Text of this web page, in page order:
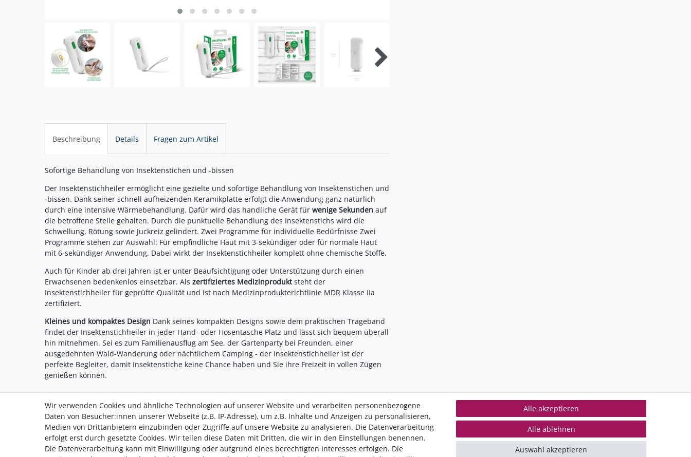
Beschreibung Details Fragen zum Artikel
Sofortige Behandlung von Insektenstichen und -bissen
Der Insektenstichheiler ermöglicht eine gezielte und sofortige Behandlung von Insektenstichen und
-bissen. Dank seiner schnell aufheizenden Keramikplatte erfolgt die Anwendung ganz natürlich
durch eine intensive Wärmebehandlung. Dafür wird das handliche Gerät für wenige Sekunden auf
die betroffene Stelle gehalten. Durch die punktuelle Behandlung des Insektenstichs wird die
Schwellung, Rötung sowie Juckreiz gelindert. Zwei Programme für individuelle Bedürfnisse Zwei
Programme stehen zur Auswahl: Für empfindliche Haut mit 3-sekündiger oder für normale Haut
mit 6-sekündiger Anwendung. Dabei wirkt der Insektenstichheiler komplett ohne chemische Stoffe.
Auch für Kinder ab drei Jahren ist er unter Beaufsichtigung oder Unterstützung durch einen
Erwachsenen bedenkenlos einsetzbar. Als zertifiziertes Medizinproduktsteht der
Insektenstichheiler für geprüfte Qualität und ist nach Medizinprodukterichtlinie MDR Klasse IIa
zertifiziert.
Kleines und kompaktes Design Dank seines kompakten Designs sowie dem praktischen Trageband
findet der Insektenstichheiler in jeder Hand- oder Hosentasche Platz und lässt sich bequem überall
hin mitnehmen. Sei es zum Familienausflug am See, der Gartenparty bei Freunden, einer
ausgedehnten Wald-Wanderung oder nächtlichem Camping - der Insektenstichheiler ist der
perfekte Begleiter, damit Insektenstiche keine Chance haben und Sie ihre Freizeit in vollen Zügen
genießen können.
Zahlung
Versand
Daten­schutz­erklärung
AGB
Kontakt
Wir verwenden Cookies und ähnliche Technologien auf unserer Website und verarbeiten personenbezogene
Daten von Besucher:innen unserer Webseite (z.B. IP-Adresse), um z.B. Inhalte und Anzeigen zu personalisieren,
Medien von Drittanbietern einzubinden oder Zugriffe auf unsere Website zu analysieren. Die Datenverarbeitung
erfolgt erst durch gesetzte Cookies. Wir teilen diese Daten mit Dritten, die wir in den Einstellungen benennen.
Die Datenverarbeitung kann mit Einwilligung oder aufgrund eines berechtigten Interesses erfolgen. Die
Alle akzeptieren
Alle ablehnen
Auswahl akzeptieren